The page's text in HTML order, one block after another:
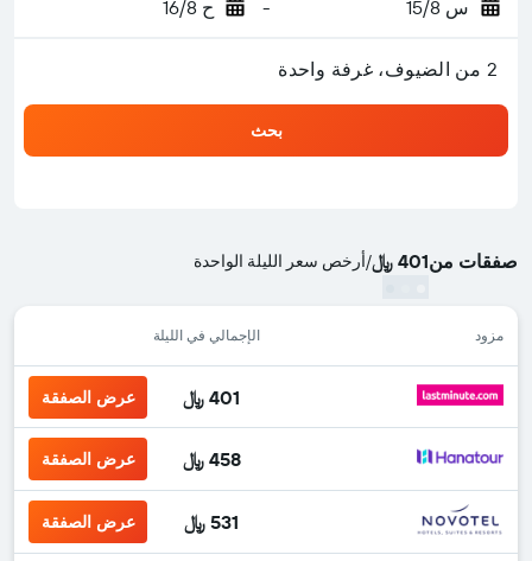
س 15/8 - ح 16/8
2 من الضيوف، غرفة واحدة
بحث
صفقات من401 ﷼ /أرخص سعر الليلة الواحدة
مزود الإجمالي في الليلة
401 ﷼ عرض الصفقة
458 ﷼ عرض الصفقة
531 ﷼ عرض الصفقة